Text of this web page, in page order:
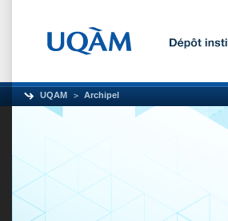
UQAM Archipel